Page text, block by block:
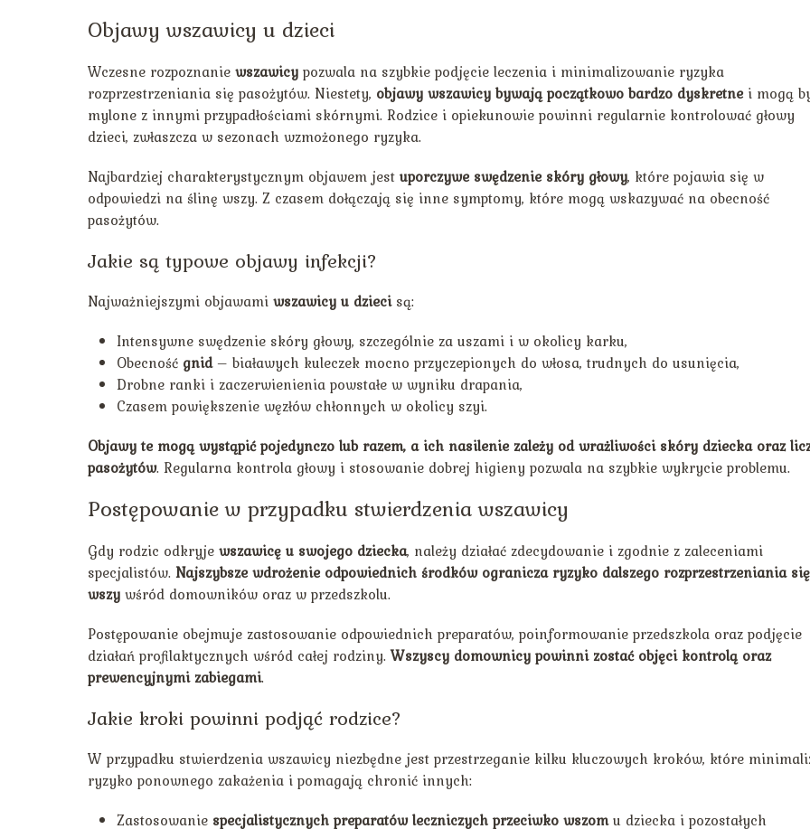
Objawy wszawicy u dzieci
Wczesne rozpoznanie wszawicy pozwala na szybkie podjęcie leczenia i minimalizowanie ryzyka
rozprzestrzeniania się pasożytów. Niestety, objawy wszawicy bywają początkowo bardzo dyskretne i mogą
mylone z innymi przypadłościami skórnymi. Rodzice i opiekunowie powinni regularnie kontrolować głowy
dzieci, zwłaszcza w sezonach wzmożonego ryzyka.
Najbardziej charakterystycznym objawem jest uporczywe swędzenie skóry głowy, które pojawia się w
odpowiedzi na ślinę wszy. Z czasem dołączają się inne symptomy, które mogą wskazywać na obecność
pasożytów.
Jakie są typowe objawy infekcji?
Najważniejszymi objawami wszawicy u dziecisą:
Intensywne swędzenie skóry głowy, szczególnie za uszami i w okolicy karku,
Obecność gnid– białawych kuleczek mocno przyczepionych do włosa, trudnych do usunięcia,
Drobne ranki i zaczerwienienia powstałe w wyniku drapania,
Czasem powiększenie węzłów chłonnych w okolicy szyi.
Objawy te mogą wystąpić pojedynczo lub razem, a ich nasilenie zależy od wrażliwości skóry dziecka oraz
pasożytów. Regularna kontrola głowy i stosowanie dobrej higieny pozwala na szybkie wykrycie problemu.
Postępowanie w przypadku stwierdzenia wszawicy
Gdy rodzic odkryje wszawicę u swojego dziecka, należy działać zdecydowanie i zgodnie z zaleceniami
specjalistów. Najszybsze wdrożenie odpowiednich środków ogranicza ryzyko dalszego rozprzestrzeniania się
wszy wśród domowników oraz w przedszkolu.
Postępowanie obejmuje zastosowanie odpowiednich preparatów, poinformowanie przedszkola oraz podjęcie
działań profilaktycznych wśród całej rodziny.Wszyscy domownicy powinni zostać objęci kontrolą oraz
prewencyjnymi zabiegami.
Jakie kroki powinni podjąć rodzice?
W przypadku stwierdzenia wszawicy niezbędne jest przestrzeganie kilku kluczowych kroków, które
ryzyko ponownego zakażenia i pomagają chronić innych:
Zastosowanie specjalistycznych preparatów leczniczych przeciwko wszomu dziecka i pozostałych